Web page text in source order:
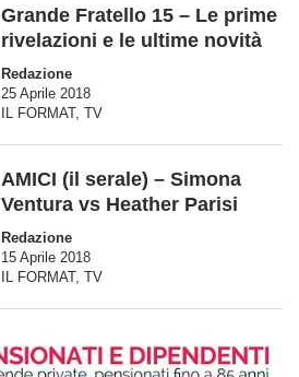
Grande Fratello 15 – Le prime
rivelazioni e le ultime novità
Redazione
25 Aprile 2018
IL FORMAT, TV
AMICI (il serale) – Simona
Ventura vs Heather Parisi
Redazione
15 Aprile 2018
IL FORMAT, TV